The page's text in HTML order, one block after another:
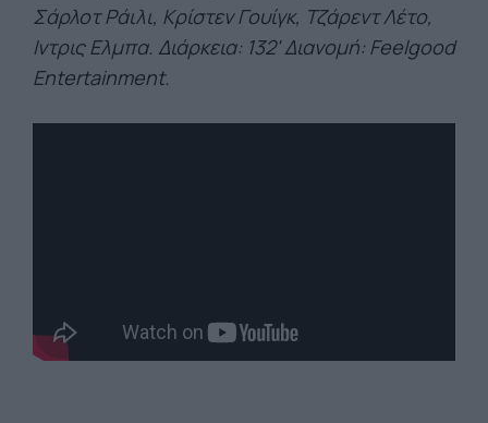
Σάρλοτ Ράιλι, Κρίστεν Γουίγκ, Τζάρεντ Λέτο,
Ιντρις Ελμπα. Διάρκεια: 132' Διανομή: Feelgood
Entertainment.